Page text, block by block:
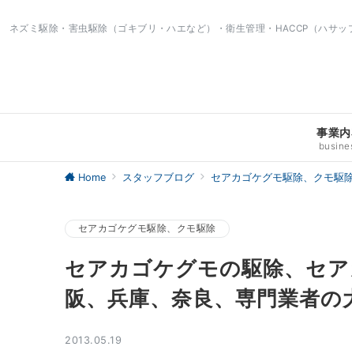
ネズミ駆除・害虫駆除（ゴキブリ・ハエなど）・衛生管理・HACCP（ハサ
事業
Home スタッフブログ セアカゴケグモ駆除、クモ駆
セアカゴケグモ駆除、クモ駆除
セアカゴケグモの駆除、セ
阪、兵庫、奈良、専門業者の
2013.05.19